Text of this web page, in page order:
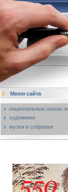
Меню сайта
национальные школы
художники
музеи и собрания